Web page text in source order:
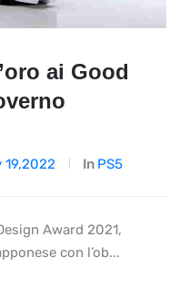
ai Good
In PS5
Award 2021,
con l’ob...